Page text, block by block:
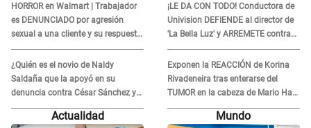
HORROR en Walmart | Trabajador
es DENUNCIADO por agresión
sexual a una cliente y su respuesta
INDIGNÓ A TODOS
¿Quién es el novio de Naldy
Saldaña que la apoyó en su
denuncia contra César Sánchez y
confrontó al dueño de 'La Bella
¡LE DA CON TODO! Conductora de
Univision DEFIENDE al director de
'La Bella Luz' y ARREMETE contra
Naldy Saldaña: “Muchas
amantes...”
Exponen la REACCIÓN de Korina
Rivadeneira tras enterarse del
TUMOR en la cabeza de Mario Hart:
"Ella estaba muy..."
Actualidad Mundo